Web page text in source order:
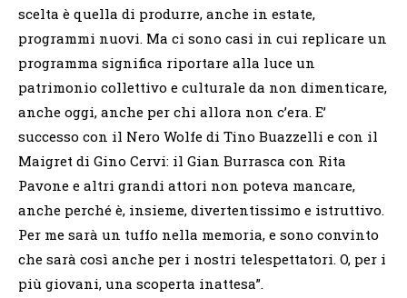
scelta è quella di produrre, anche in estate,
programmi nuovi. Ma ci sono casi in cui replicare un
programma significa riportare alla luce un
patrimonio collettivo e culturale da non dimenticare,
anche oggi, anche per chi allora non c’era. E’
successo con il Nero Wolfe di Tino Buazzelli e con il
Maigret di Gino Cervi: il Gian Burrasca con Rita
Pavone e altri grandi attori non poteva mancare,
anche perché è, insieme, divertentissimo e istruttivo.
Per me sarà un tuffo nella memoria, e sono convinto
che sarà così anche per i nostri telespettatori. O, per i
più giovani, una scoperta inattesa”.